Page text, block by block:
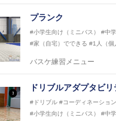
2016年U12ナショナルキャンプ
2016年U13ナショナルキャンプ
2016年男子日本代表サポートコ
2017年U12ナショナルキャンプ
2017年U13ナショナルキャンプ
リーコーチ
2018年U12ナショナルキャンプ
2018年U13ナショナルキャンプ
プランク
#小学生向け（ミニバス） #中
#家（自宅）でできる #1人（個
バスケ練習メニュー
ドリブルアダプタビリ
#ドリブル #コーディネーション
#小学生向け（ミニバス）
#中